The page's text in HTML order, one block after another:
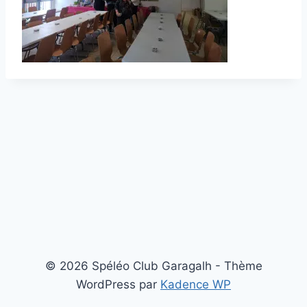
© 2026 Spéléo Club Garagalh - Thème
WordPress par Kadence WP